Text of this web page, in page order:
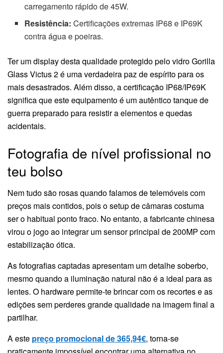
carregamento rápido de 45W.
Resistência: Certificações extremas IP68 e IP69K
contra água e poeiras.
Ter um display desta qualidade protegido pelo vidro Gorilla
Glass Victus 2 é uma verdadeira paz de espírito para os
mais desastrados. Além disso, a certificação IP68/IP69K
significa que este equipamento é um autêntico tanque de
guerra preparado para resistir a elementos e quedas
acidentais.
Fotografia de nível profissional no
teu bolso
Nem tudo são rosas quando falamos de telemóveis com
preços mais contidos, pois o setup de câmaras costuma
ser o habitual ponto fraco. No entanto, a fabricante chinesa
virou o jogo ao integrar um sensor principal de 200MP com
estabilização ótica.
As fotografias captadas apresentam um detalhe soberbo,
mesmo quando a iluminação natural não é a ideal para as
lentes. O hardware permite-te brincar com os recortes e as
edições sem perderes grande qualidade na imagem final a
partilhar.
A este preço promocional de 365,94€, torna-se